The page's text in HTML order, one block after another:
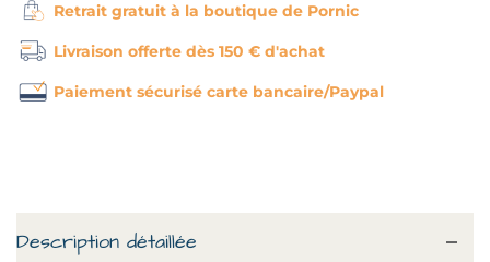
Retrait gratuit à la boutique de Pornic
Livraison offerte dès 150 € d'achat
Paiement sécurisé carte bancaire/Paypal
Description détaillée